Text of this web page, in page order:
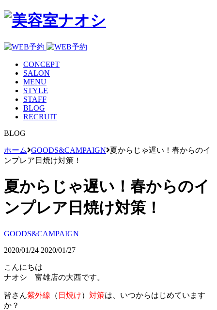
CONCEPT
SALON
MENU
STYLE
STAFF
BLOG
RECRUIT
BLOG
ホーム GOODS&CAMPAIGN 夏からじゃ遅い！春からのイ
ンプレア日焼け対策！
夏からじゃ遅い！春からのイ
ンプレア日焼け対策！
GOODS&CAMPAIGN
2020/01/24 2020/01/27
こんにちは
ナオシ 富雄店の大西です。
皆さん紫外線 （ 日焼け） 対策は、いつからはじめています
か？